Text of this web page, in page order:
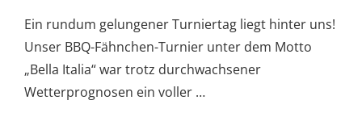
Ein rundum gelungener Turniertag liegt hinter uns!
Unser BBQ-Fähnchen-Turnier unter dem Motto
„Bella Italia“ war trotz durchwachsener
Wetterprognosen ein voller …